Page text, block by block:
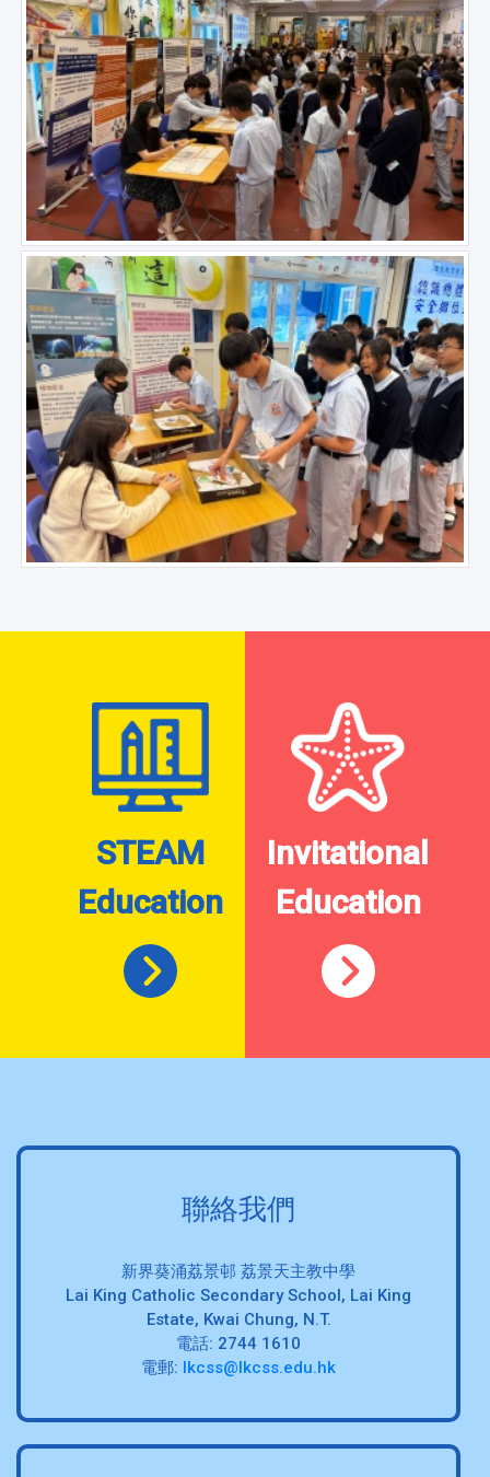
STEAM
Education
Invitational
Education
聯絡我們
新界葵涌荔景邨 荔景天主教中學
Lai King Catholic Secondary School, Lai King
Estate, Kwai Chung, N.T.
電話: 2744 1610
電郵: lkcss@lkcss.edu.hk